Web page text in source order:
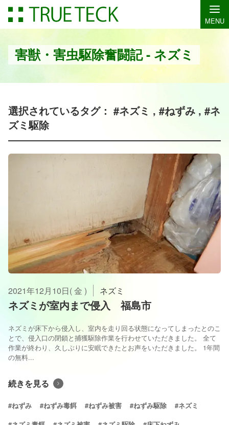
MENU
害獣・害虫駆除奮闘記 - ネズミ
選択されているタグ： #ネズミ , #ねずみ , #ネ
ズミ駆除
2021年12月10日( 金 ) ネズミ
ネズミが室内まで侵入 福島市
ネズミが床下から侵入し、室内を走り回る状態になってしまったとのこ
とで、侵入口の閉鎖と捕獲駆除作業を行わせていただきました。 全て
作業が終わり、久しぶりに安眠できたとお声をいただきました。 1年間
の無料...
続きを見る
#ねずみ #ねずみ毒餌 #ねずみ被害 #ねずみ駆除 #ネズミ